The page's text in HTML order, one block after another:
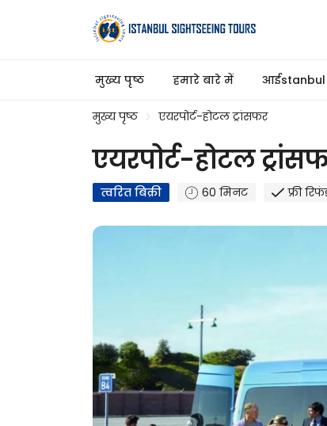
मुख्य पृष्ठ हमारे बारे में आईstanbul
मुख्य पृष्ठ एयरपोर्ट-होटल ट्रांसफर
एयरपोर्ट-होटल
त्वरित बिक्री 60 मिनट फ्री